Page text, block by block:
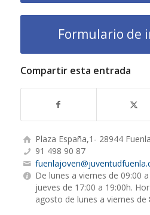
Formulario de
Compartir esta entrada
Plaza España,1- 28944
91 498 90 87
De lunes a viernes de 09:00
jueves de 17:00 a 19:00h.
agosto de lunes a viernes de